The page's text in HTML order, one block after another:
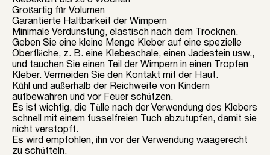
Großartig für Volumen
Garantierte Haltbarkeit der Wimpern
Minimale Verdunstung, elastisch nach dem Trocknen.
Geben Sie eine kleine Menge Kleber auf eine spezielle
Oberfläche, z. B. eine Klebeschale, einen Jadestein usw.,
und tauchen Sie einen Teil der Wimpern in einen Tropfen
Kleber. Vermeiden Sie den Kontakt mit der Haut.
Kühl und außerhalb der Reichweite von Kindern
aufbewahren und vor Feuer schützen.
Es ist wichtig, die Tülle nach der Verwendung des Klebers
schnell mit einem fusselfreien Tuch abzutupfen, damit sie
nicht verstopft.
Es wird empfohlen, ihn vor der Verwendung waagerecht
zu schütteln.